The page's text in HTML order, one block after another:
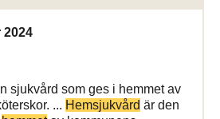
2024
sjukvård som ges i hemmet av
... Hemsjukvård är den